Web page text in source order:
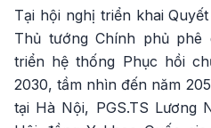
Tại hội nghị triển khai
Thủ tướng Chính phủ phê
triển hệ thống Phục hồi
2030, tầm nhìn đến năm
tại Hà Nội, PGS.TS Lương